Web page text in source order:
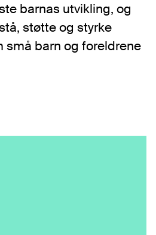
barnas utvikling, og
støtte og styrke
små barn og foreldrene